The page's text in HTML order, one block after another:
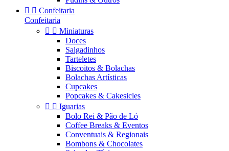
  Confeitaria
Confeitaria
  Miniaturas
Doces
Salgadinhos
Tarteletes
Biscoitos & Bolachas
Bolachas Artísticas
Cupcakes
Popcakes & Cakesicles
  Iguarias
Bolo Rei & Pão de Ló
Coffee Breaks & Eventos
Conventuais & Regionais
Bombons & Chocolates